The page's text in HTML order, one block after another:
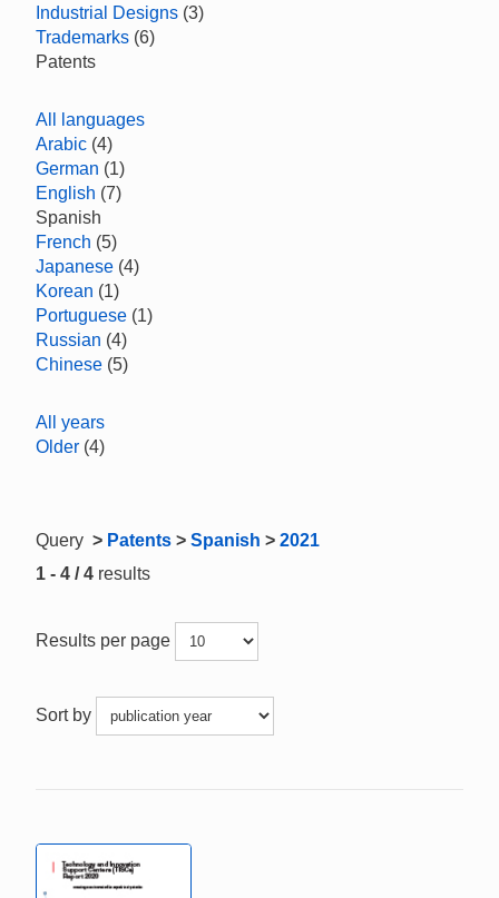
Industrial Designs (3)
Trademarks (6)
Patents
All languages
Arabic (4)
German (1)
English (7)
Spanish
French (5)
Japanese (4)
Korean (1)
Portuguese (1)
Russian (4)
Chinese (5)
All years
Older (4)
Query > Patents > Spanish > 2021
1 - 4 / 4 results
Results per page
Sort by